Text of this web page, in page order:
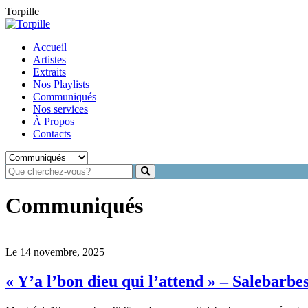
Torpille
Accueil
Artistes
Extraits
Nos Playlists
Communiqués
Nos services
À Propos
Contacts
Communiqués
Le 14 novembre, 2025
« Y’a l’bon dieu qui l’attend » –